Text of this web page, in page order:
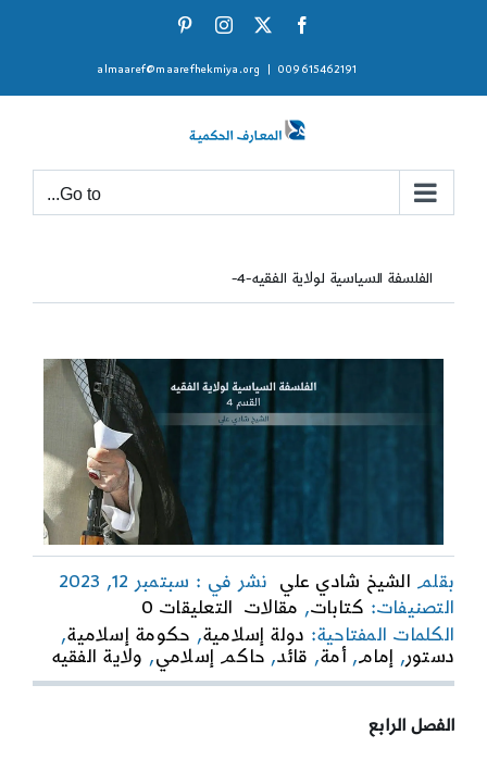
Facebook
X
Instagram
009615462191
almaaref@maarefhekmiya.org
Go to...
الفلسفة السياسية لولاية الفقيه-4-
بقلم الشيخ شادي علي
نشر في : سبتمبر 12, 2023
التصنيفات: كتابات, مقالات التعليقات 0
الفلسفة
السياسية
لولاية
الكلمات المفتاحية: دولة إسلامية, حكومة إسلامية,
دستور, إمام,أمة, قائد, حاكم إسلامي, ولاية الفقيه
الفصل الرابع